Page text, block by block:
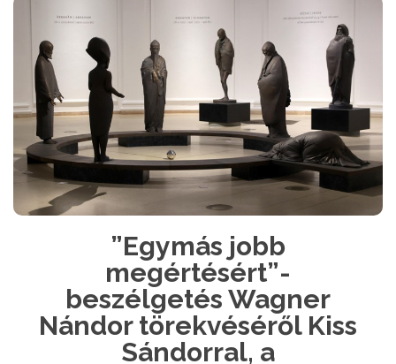
”Egymás jobb
megértésért”-
beszélgetés Wagner
Nándor törekvéséről Kiss
Sándorral, a